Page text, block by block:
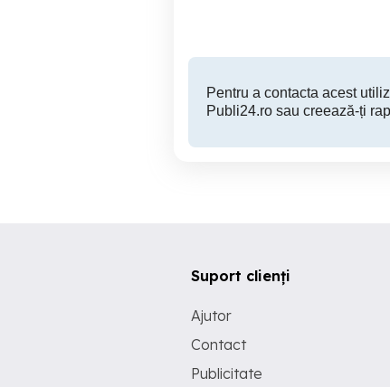
Pentru a contacta acest
Publi24.ro sau creează-ți
Suport clienți
Ajutor
Contact
Publicitate